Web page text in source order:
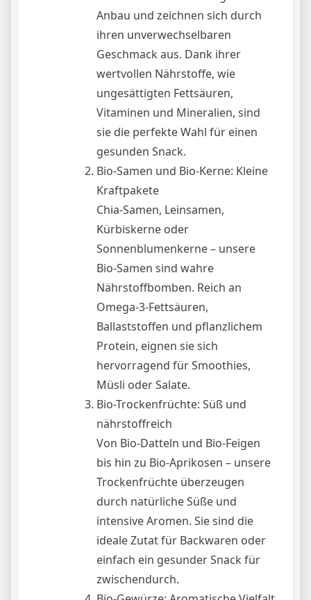
Anbau und zeichnen sich durch
ihren unverwechselbaren
Geschmack aus. Dank ihrer
wertvollen Nährstoffe, wie
ungesättigten Fettsäuren,
Vitaminen und Mineralien, sind
sie die perfekte Wahl für einen
gesunden Snack.
Bio-Samen und Bio-Kerne: Kleine
Kraftpakete
Chia-Samen, Leinsamen,
Kürbiskerne oder
Sonnenblumenkerne – unsere
Bio-Samen sind wahre
Nährstoffbomben. Reich an
Omega-3-Fettsäuren,
Ballaststoffen und pflanzlichem
Protein, eignen sie sich
hervorragend für Smoothies,
Müsli oder Salate.
Bio-Trockenfrüchte: Süß und
nährstoffreich
Von Bio-Datteln und Bio-Feigen
bis hin zu Bio-Aprikosen – unsere
Trockenfrüchte überzeugen
durch natürliche Süße und
intensive Aromen. Sie sind die
ideale Zutat für Backwaren oder
einfach ein gesunder Snack für
zwischendurch.